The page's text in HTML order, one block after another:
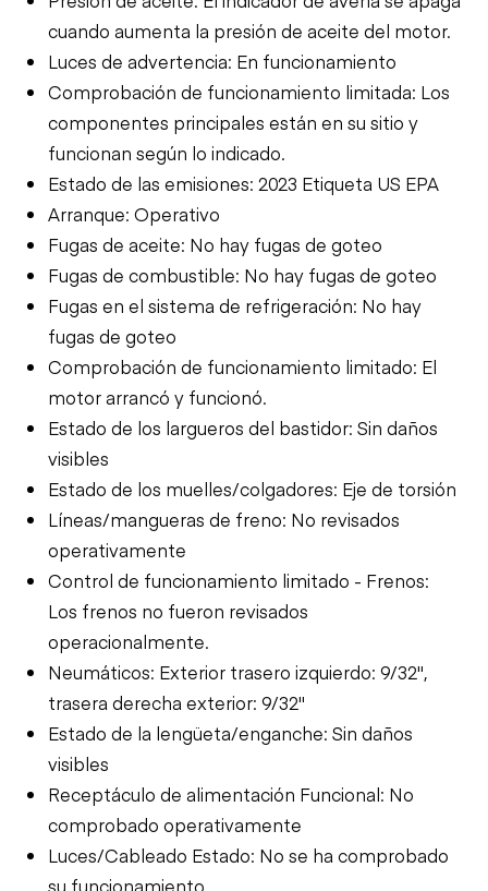
cuando aumenta la presión de aceite del motor.
Luces de advertencia: En funcionamiento
Comprobación de funcionamiento limitada: Los
componentes principales están en su sitio y
funcionan según lo indicado.
Estado de las emisiones: 2023 Etiqueta US EPA
Arranque: Operativo
Fugas de aceite: No hay fugas de goteo
Fugas de combustible: No hay fugas de goteo
Fugas en el sistema de refrigeración: No hay
fugas de goteo
Comprobación de funcionamiento limitado: El
motor arrancó y funcionó.
Estado de los largueros del bastidor: Sin daños
visibles
Estado de los muelles/colgadores: Eje de torsión
Líneas/mangueras de freno: No revisados
operativamente
Control de funcionamiento limitado - Frenos:
Los frenos no fueron revisados
operacionalmente.
Neumáticos: Exterior trasero izquierdo: 9/32",
trasera derecha exterior: 9/32"
Estado de la lengüeta/enganche: Sin daños
visibles
Receptáculo de alimentación Funcional: No
comprobado operativamente
Luces/Cableado Estado: No se ha comprobado
su funcionamiento